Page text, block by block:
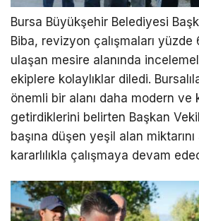
Bursa Büyükşehir Belediyesi
Biba, revizyon çalışmaları
ulaşan mesire alanında
ekiplere kolaylıklar diledi.
önemli bir alanı daha modern ve
getirdiklerini belirten Başkan
başına düşen yeşil alan
kararlılıkla çalışmaya devam